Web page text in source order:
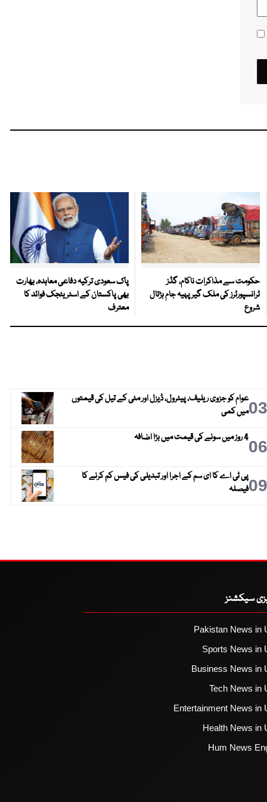
حکومت سے مذاکرات ناکام، گڈز
ٹرانسپورٹرز کی ملک گیر پہیہ جام ہڑتال
شروع
پاک سعودی ترکیہ دفاعی معاہدہ، بھارت
بھی پاکستان کے اسٹریٹجک فوائد کا
معترف
03عوام کو جزوی ریلیف، پیٹرول، ڈیزل اور مٹی کے تیل کی قیمتوں
میں کمی
064 روز میں سونے کی قیمت میں بڑا اضافہ
09پی ٹی اے کا ای سم کے اجرا اور تبدیلی کی فیس کم کرنے کا
فیصلہ
سیکشنز
Pakistan News in
Sports News in
Business News in
Tech News in
Entertainment News in
Health News in
Hum News